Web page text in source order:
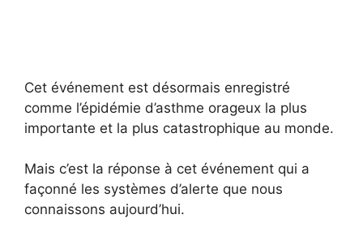
Cet événement est désormais enregistré
comme l’épidémie d’asthme orageux la plus
importante et la plus catastrophique au monde.
Mais c’est la réponse à cet événement qui a
façonné les systèmes d’alerte que nous
connaissons aujourd’hui.